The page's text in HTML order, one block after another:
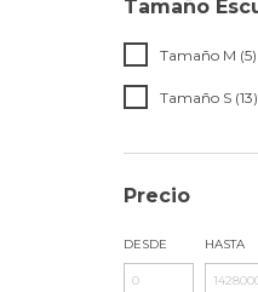
Tamaño
Tamaño M (5)
Tamaño S (13)
Precio
DESDE HASTA